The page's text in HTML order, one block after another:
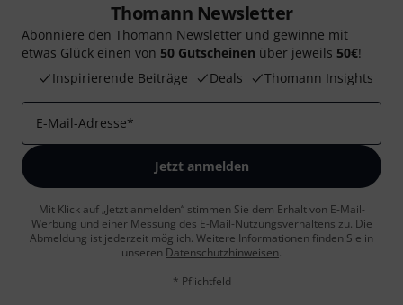
Thomann Newsletter
Abonniere den Thomann Newsletter und gewinne mit
etwas Glück einen von 50 Gutscheinen über jeweils 50€!
Inspirierende Beiträge
Deals Thomann Insights
E-Mail-Adresse*
Jetzt anmelden
Mit Klick auf „Jetzt anmelden“ stimmen Sie dem Erhalt von E-Mail-
Werbung und einer Messung des E-Mail-Nutzungsverhaltens zu. Die
Abmeldung ist jederzeit möglich. Weitere Informationen finden Sie in
unseren Datenschutzhinweisen.
* Pflichtfeld